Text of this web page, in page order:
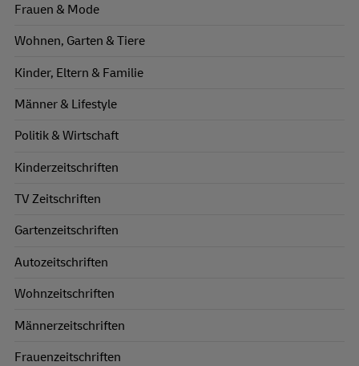
Frauen & Mode
Wohnen, Garten & Tiere
Kinder, Eltern & Familie
Männer & Lifestyle
Politik & Wirtschaft
Kinderzeitschriften
TV Zeitschriften
Gartenzeitschriften
Autozeitschriften
Wohnzeitschriften
Männerzeitschriften
Frauenzeitschriften